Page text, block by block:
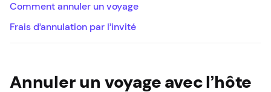
Annuler un voyage avec l’hôte
Comment annuler un voyage
Frais d’annulation par l’invité